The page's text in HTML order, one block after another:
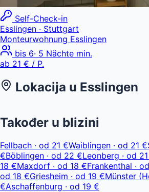
Self-Check-in
Esslingen · Stuttgart
Monteurwohnung Esslingen
bis 6· 5 Nächte min.
ab 21 € / P.
Lokacija u Esslingen
+
Također u blizini
Fellbach · od 21 €Waiblingen · od 21 €
€Böblingen · od 22 €Leonberg · od
18 €Maxdorf · od 18 €Frankenthal · od
od 18 €Griesheim · od 19 €Münster
€Aschaffenburg · od 19 €